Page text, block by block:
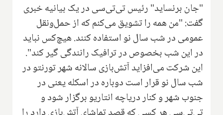
"جان برنساید" رئیس تی‌تی‌سی در یک بیانیه خبری
گفت: "من همه را تشویق می‌کنم که از حمل‌ونقل
عمومی در شب سال نو استفاده کنند. هیچ‌کس نباید
در این شب بخصوص در ترافیک رانندگی گیر کند".
این شرکت می‌افزاید آتش‌بازی سالانه شهر تورنتو در
شب سال نو قرار است دوباره در اسکله یعنی در
جنوب شهر و کنار دریاچه انتاریو برگزار شود و